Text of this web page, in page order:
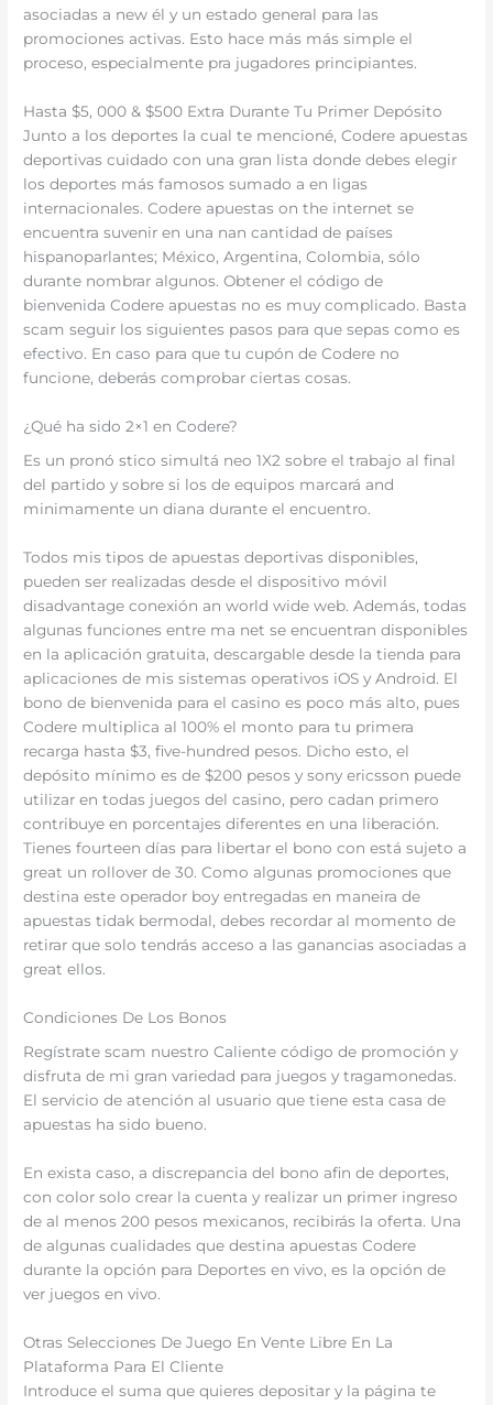
asociadas a new él y un estado general para las
promociones activas. Esto hace más más simple el
proceso, especialmente pra jugadores principiantes.
Hasta $5, 000 & $500 Extra Durante Tu Primer Depósito
Junto a los deportes la cual te mencioné, Codere apuestas
deportivas cuidado con una gran lista donde debes elegir
los deportes más famosos sumado a en ligas
internacionales. Codere apuestas on the internet se
encuentra suvenir en una nan cantidad de países
hispanoparlantes; México, Argentina, Colombia, sólo
durante nombrar algunos. Obtener el código de
bienvenida Codere apuestas no es muy complicado. Basta
scam seguir los siguientes pasos para que sepas como es
efectivo. En caso para que tu cupón de Codere no
funcione, deberás comprobar ciertas cosas.
¿Qué ha sido 2×1 en Codere?
Es un pronó stico simultá neo 1X2 sobre el trabajo al final
del partido y sobre si los de equipos marcará and
minimamente un diana durante el encuentro.
Todos mis tipos de apuestas deportivas disponibles,
pueden ser realizadas desde el dispositivo móvil
disadvantage conexión an world wide web. Además, todas
algunas funciones entre ma net se encuentran disponibles
en la aplicación gratuita, descargable desde la tienda para
aplicaciones de mis sistemas operativos iOS y Android. El
bono de bienvenida para el casino es poco más alto, pues
Codere multiplica al 100% el monto para tu primera
recarga hasta $3, five-hundred pesos. Dicho esto, el
depósito mínimo es de $200 pesos y sony ericsson puede
utilizar en todas juegos del casino, pero cadan primero
contribuye en porcentajes diferentes en una liberación.
Tienes fourteen días para libertar el bono con está sujeto a
great un rollover de 30. Como algunas promociones que
destina este operador boy entregadas en maneira de
apuestas tidak bermodal, debes recordar al momento de
retirar que solo tendrás acceso a las ganancias asociadas a
great ellos.
Condiciones De Los Bonos
Regístrate scam nuestro Caliente código de promoción y
disfruta de mi gran variedad para juegos y tragamonedas.
El servicio de atención al usuario que tiene esta casa de
apuestas ha sido bueno.
En exista caso, a discrepancia del bono afin de deportes,
con color solo crear la cuenta y realizar un primer ingreso
de al menos 200 pesos mexicanos, recibirás la oferta. Una
de algunas cualidades que destina apuestas Codere
durante la opción para Deportes en vivo, es la opción de
ver juegos en vivo.
Otras Selecciones De Juego En Vente Libre En La
Plataforma Para El Cliente
Introduce el suma que quieres depositar y la página te